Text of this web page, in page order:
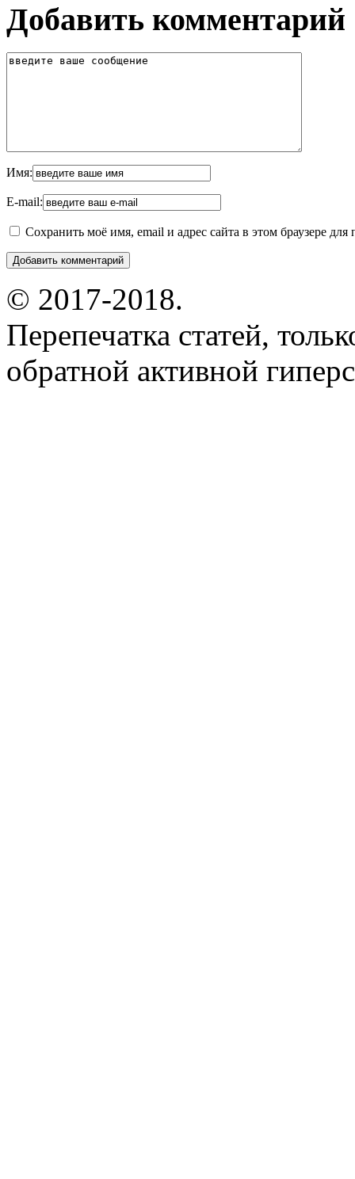
Добавить комментарий
Имя:
E-mail:
Сохранить моё имя, email и адрес сайта в этом браузере
© 2017-2018.
Перепечатка статей,
обратной активной